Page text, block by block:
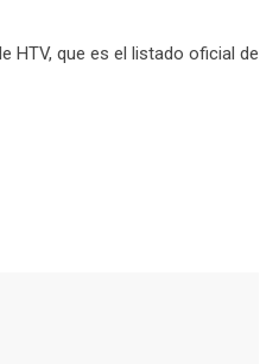
HTV, que es el listado oficial de